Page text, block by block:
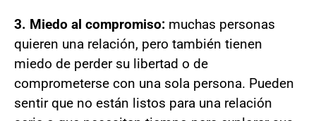
3. Miedo al compromiso: muchas personas
quieren una relación, pero también tienen
miedo de perder su libertad o de
comprometerse con una sola persona. Pueden
sentir que no están listos para una relación